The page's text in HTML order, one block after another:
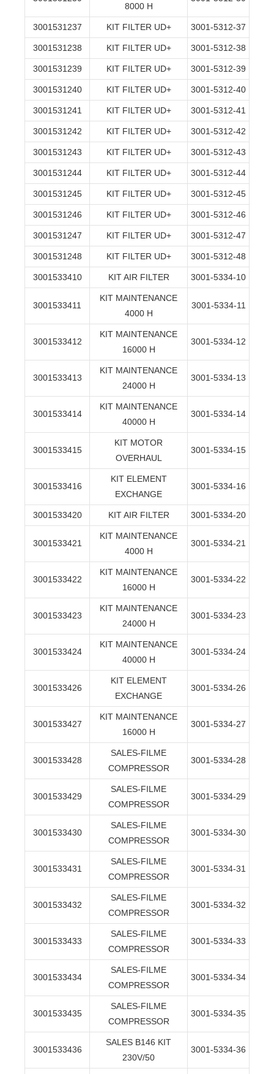
8000 H
3001531237 KIT FILTER UD+ 3001-5312-37
3001531238 KIT FILTER UD+ 3001-5312-38
3001531239 KIT FILTER UD+ 3001-5312-39
3001531240 KIT FILTER UD+ 3001-5312-40
3001531241 KIT FILTER UD+ 3001-5312-41
3001531242 KIT FILTER UD+ 3001-5312-42
3001531243 KIT FILTER UD+ 3001-5312-43
3001531244 KIT FILTER UD+ 3001-5312-44
3001531245 KIT FILTER UD+ 3001-5312-45
3001531246 KIT FILTER UD+ 3001-5312-46
3001531247 KIT FILTER UD+ 3001-5312-47
3001531248 KIT FILTER UD+ 3001-5312-48
3001533410 KIT AIR FILTER 3001-5334-10
3001533411
KIT MAINTENANCE
4000 H
3001-5334-11
3001533412
KIT MAINTENANCE
16000 H
3001-5334-12
3001533413
KIT MAINTENANCE
24000 H
3001-5334-13
3001533414
KIT MAINTENANCE
40000 H
3001-5334-14
3001533415
KIT MOTOR
OVERHAUL
3001-5334-15
3001533416
KIT ELEMENT
EXCHANGE
3001-5334-16
3001533420 KIT AIR FILTER 3001-5334-20
3001533421
KIT MAINTENANCE
4000 H
3001-5334-21
3001533422
KIT MAINTENANCE
16000 H
3001-5334-22
3001533423
KIT MAINTENANCE
24000 H
3001-5334-23
3001533424
KIT MAINTENANCE
40000 H
3001-5334-24
3001533426
KIT ELEMENT
EXCHANGE
3001-5334-26
3001533427
KIT MAINTENANCE
16000 H
3001-5334-27
3001533428
SALES-FILME
COMPRESSOR
3001-5334-28
3001533429
SALES-FILME
COMPRESSOR
3001-5334-29
3001533430
SALES-FILME
COMPRESSOR
3001-5334-30
3001533431
SALES-FILME
COMPRESSOR
3001-5334-31
3001533432
SALES-FILME
COMPRESSOR
3001-5334-32
3001533433
SALES-FILME
COMPRESSOR
3001-5334-33
3001533434
SALES-FILME
COMPRESSOR
3001-5334-34
3001533435
SALES-FILME
COMPRESSOR
3001-5334-35
3001533436
SALES B146 KIT
230V/50
3001-5334-36